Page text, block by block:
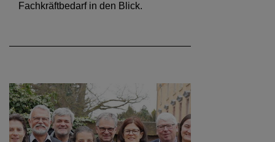
Fachkräftbedarf in den Blick.